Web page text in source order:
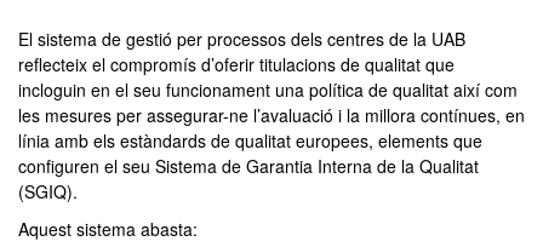
Màster Oficial - Erasmus
El sistema de gestió per processos dels centres de la UAB
reflecteix el compromís d’oferir titulacions de qualitat que
incloguin en el seu funcionament una política de qualitat així com
les mesures per assegurar-ne l’avaluació i la millora contínues, en
línia amb els estàndards de qualitat europees, elements que
configuren el seu Sistema de Garantia Interna de la Qualitat
(SGIQ).
Aquest sistema abasta: